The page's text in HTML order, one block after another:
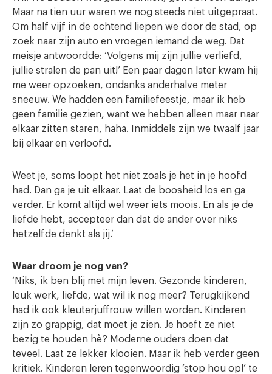
Maar na tien uur waren we nog steeds niet uitgepraat.
Om half vijf in de ochtend liepen we door de stad, op
zoek naar zijn auto en vroegen iemand de weg. Dat
meisje antwoordde: ‘Volgens mij zijn jullie verliefd,
jullie stralen de pan uit!’ Een paar dagen later kwam hij
me weer opzoeken, ondanks anderhalve meter
sneeuw. We hadden een familiefeestje, maar ik heb
geen familie gezien, want we hebben alleen maar naar
elkaar zitten staren, haha. Inmiddels zijn we twaalf jaar
bij elkaar en verloofd.
Weet je, soms loopt het niet zoals je het in je hoofd
had. Dan ga je uit elkaar. Laat de boosheid los en ga
verder. Er komt altijd wel weer iets moois. En als je de
liefde hebt, accepteer dan dat de ander over niks
hetzelfde denkt als jij.’
Waar droom je nog van?
‘Niks, ik ben blij met mijn leven. Gezonde kinderen,
leuk werk, liefde, wat wil ik nog meer? Terugkijkend
had ik ook kleuterjuffrouw willen worden. Kinderen
zijn zo grappig, dat moet je zien. Je hoeft ze niet
bezig te houden hè? Moderne ouders doen dat
teveel. Laat ze lekker klooien. Maar ik heb verder geen
kritiek. Kinderen leren tegenwoordig ‘stop hou op!’ te